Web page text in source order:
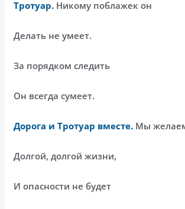
Тротуар. Никому поблажек он
Делать не умеет.
За порядком следить
Он всегда сумеет.
Дорога и Тротуар вместе. Мы
Долгой, долгой жизни,
И опасности не будет